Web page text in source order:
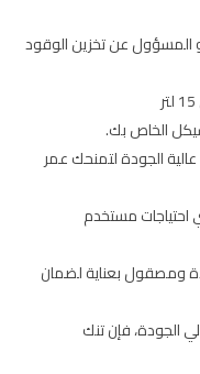
عن تخزين الوقود
الخاص بك.
الجودة لتمنحك عمر
احتياجات مستخدم
ومصقول بعناية لضمان
الجودة، فإن تنك